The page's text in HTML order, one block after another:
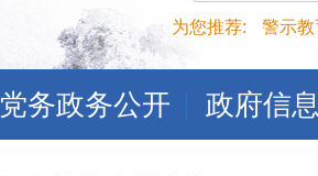
为您推荐: 警示教
党务政务公开 政府信